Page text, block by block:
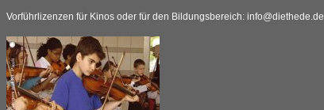
Vorführlizenzen für Kinos oder für den Bildungsbereich: info@diethede.de